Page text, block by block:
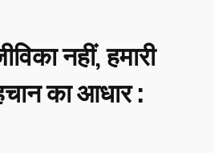
नहीं, हमारी
का आधार :